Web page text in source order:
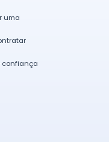
uma
confiança